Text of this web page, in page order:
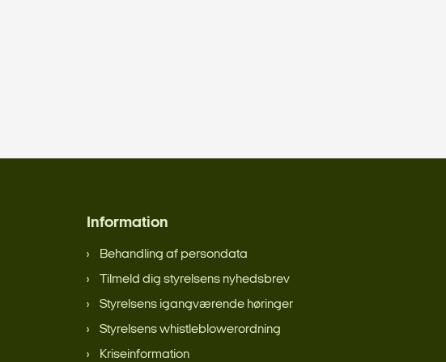
Information
Behandling af persondata
Tilmeld dig styrelsens nyhedsbrev
Styrelsens igangværende høringer
Styrelsens whistleblowerordning
Kriseinformation